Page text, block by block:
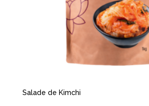
Salade de Kimchi